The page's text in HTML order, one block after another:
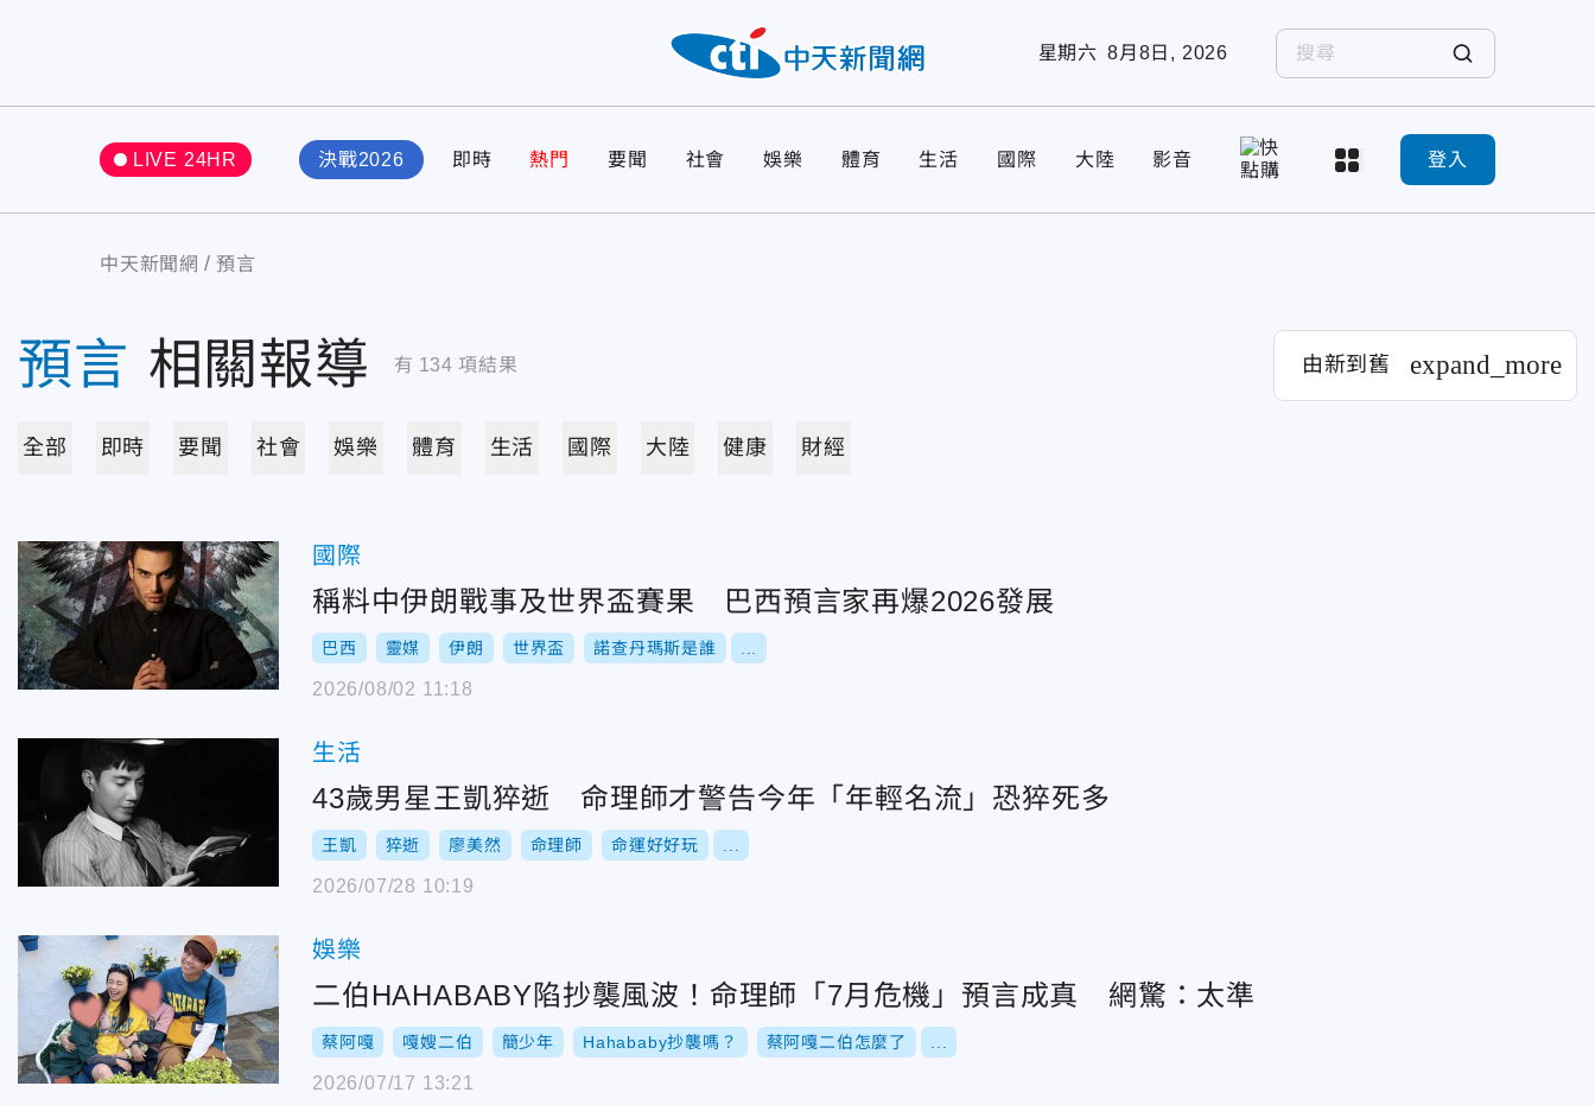
星期六 8月8日, 2026
LIVE 24HR 決戰2026 即時 熱門 要聞 社會 娛樂 體育 生活 國際 大陸 影音 登入
中天新聞網 預言
預言 相關報導 有 134 項結果 由新到舊 expand_more
全部 即時 要聞 社會 娛樂 體育 生活 國際 大陸 健康 財經
國際
稱料中伊朗戰事及世界盃賽果 巴西預言家再爆2026發展
巴西 靈媒 伊朗 世界盃 諾查丹瑪斯是誰
2026/08/02 11:18
生活
43歲男星王凱猝逝 命理師才警告今年「年輕名流」恐猝死多
王凱 猝逝 廖美然 命理師 命運好好玩
2026/07/28 10:19
娛樂
二伯HAHABABY陷抄襲風波！命理師「7月危機」預言成真 網驚：太準
蔡阿嘎 嘎嫂二伯 簡少年 Hahababy抄襲嗎？ 蔡阿嘎二伯怎麼了
2026/07/17 13:21